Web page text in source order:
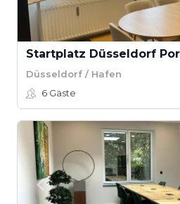
Startplatz Düsseldorf
Düsseldorf / Hafen
6 Gäste